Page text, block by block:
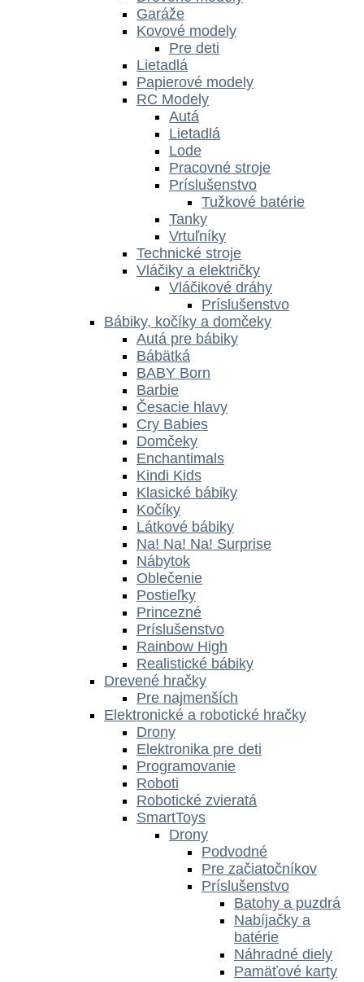
Garáže
Kovové modely
Pre deti
Lietadlá
Papierové modely
RC Modely
Autá
Lietadlá
Lode
Pracovné stroje
Príslušenstvo
Tužkové batérie
Tanky
Vrtuľníky
Technické stroje
Vláčiky a električky
Vláčikové dráhy
Príslušenstvo
Bábiky, kočíky a domčeky
Autá pre bábiky
Bábätká
BABY Born
Barbie
Česacie hlavy
Cry Babies
Domčeky
Enchantimals
Kindi Kids
Klasické bábiky
Kočíky
Látkové bábiky
Na! Na! Na! Surprise
Nábytok
Oblečenie
Postieľky
Princezné
Príslušenstvo
Rainbow High
Realistické bábiky
Drevené hračky
Pre najmenších
Elektronické a robotické hračky
Drony
Elektronika pre deti
Programovanie
Roboti
Robotické zvieratá
SmartToys
Drony
Podvodné
Pre začiatočníkov
Príslušenstvo
Batohy a puzdrá
Nabíjačky a
batérie
Náhradné diely
Pamäťové karty